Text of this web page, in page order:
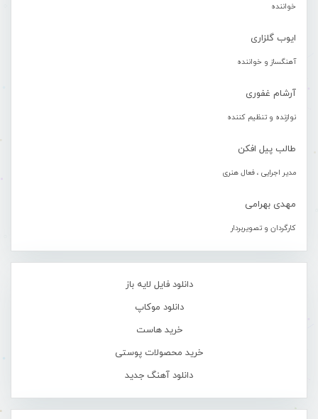
خواننده
ایوب گلزاری
آهنگساز و خواننده
آرشام غفوری
نوازنده و تنظیم کننده
طالب پیل افکن
مدیر اجرایی ، فعال هنری
مهدی بهرامی
کارگردان و تصویربردار
دانلود فایل لایه باز
دانلود موکاپ
خرید هاست
خرید محصولات پوستی
دانلود آهنگ جدید